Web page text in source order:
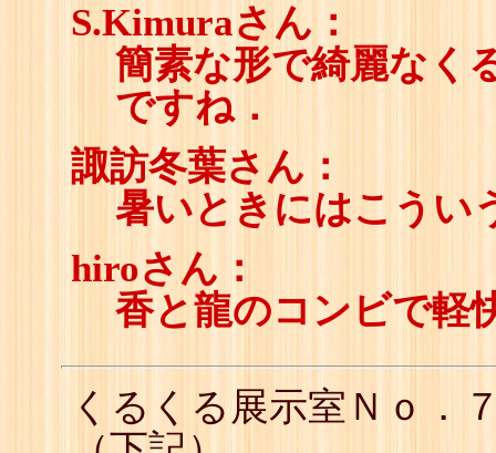
S.Kimuraさん：
簡素な形で綺麗なく
ですね．
諏訪冬葉さん：
暑いときにはこうい
hiroさん：
香と龍のコンビで軽
くるくる展示室Ｎｏ